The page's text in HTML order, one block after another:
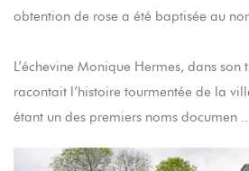
obtention de rose a été baptisée au
L’échevine Monique Hermes, dans son
racontait l’histoire tourmentée de la
étant un des premiers noms documen